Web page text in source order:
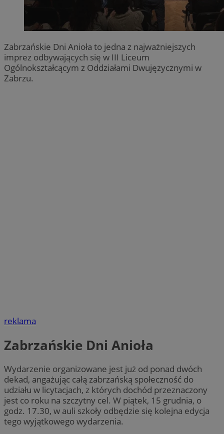
Zabrzańskie Dni Anioła to jedna z najważniejszych
imprez odbywających się w III Liceum
Ogólnokształcącym z Oddziałami Dwujęzycznymi w
Zabrzu.
reklama
Zabrzańskie Dni Anioła
Wydarzenie organizowane jest już od ponad dwóch
dekad, angażując całą zabrzańską społeczność do
udziału w licytacjach, z których dochód przeznaczony
jest co roku na szczytny cel. W piątek, 15 grudnia, o
godz. 17.30, w auli szkoły odbędzie się kolejna edycja
tego wyjątkowego wydarzenia.